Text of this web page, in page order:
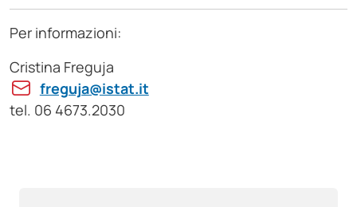
Per informazioni:
Cristina Freguja
freguja@istat.it
tel. 06 4673.2030